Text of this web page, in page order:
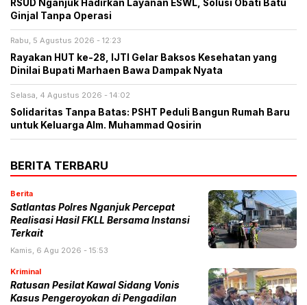
RSUD Nganjuk Hadirkan Layanan ESWL, Solusi Obati Batu
Ginjal Tanpa Operasi
Rabu, 5 Agustus 2026 - 12:23
Rayakan HUT ke-28, IJTI Gelar Baksos Kesehatan yang
Dinilai Bupati Marhaen Bawa Dampak Nyata
Selasa, 4 Agustus 2026 - 14:02
Solidaritas Tanpa Batas: PSHT Peduli Bangun Rumah Baru
untuk Keluarga Alm. Muhammad Qosirin
BERITA TERBARU
Berita
Satlantas Polres Nganjuk Percepat
Realisasi Hasil FKLL Bersama Instansi
Terkait
Kamis, 6 Agu 2026 - 15:53
Kriminal
Ratusan Pesilat Kawal Sidang Vonis
Kasus Pengeroyokan di Pengadilan